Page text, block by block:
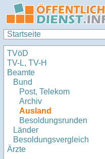
Startseite
TVöD
TV-L, TV-H
Beamte
Bund
Post, Telekom
Archiv
Ausland
Besoldungsrunden
Länder
Besoldungsvergleich
Ärzte